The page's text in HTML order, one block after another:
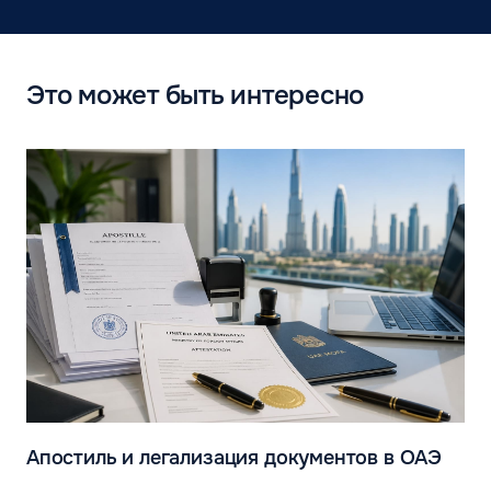
Это может быть интересно
Апостиль и легализация документов в ОАЭ